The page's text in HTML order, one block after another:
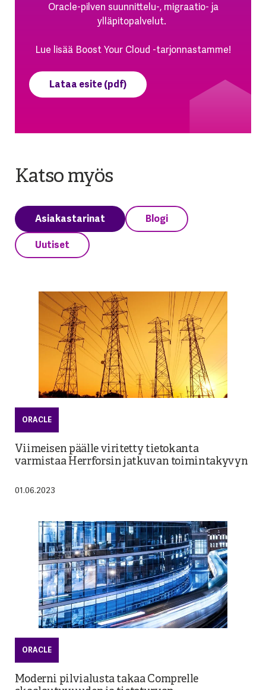
Oracle-pilven suunnittelu-, migraatio- ja
ylläpitopalvelut.
Lue lisää Boost Your Cloud -tarjonnastamme!
Lataa esite (pdf)
Katso myös
Asiakastarinat Blogi
Uutiset
ORACLE
Viimeisen päälle viritetty tietokanta
varmistaa Herrforsin jatkuvan toimintakyvyn
01.06.2023
ORACLE
Moderni pilvialusta takaa Comprelle